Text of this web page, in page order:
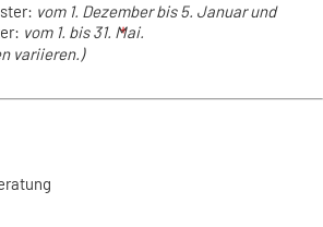
vom 1. Dezember bis 5. Januar und
vom 1. bis 31. Mai.
variieren.)